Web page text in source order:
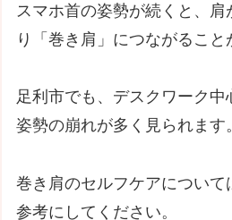
スマホ首の姿勢が続くと、
り「巻き肩」につながること
足利市でも、デスクワーク
姿勢の崩れが多く見られます
巻き肩のセルフケアについて
参考にしてください。